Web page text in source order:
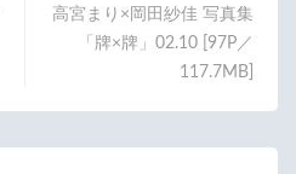
高宮まり×岡田紗佳 写真集
「牌×牌」02.10 [97P／
117.7MB]